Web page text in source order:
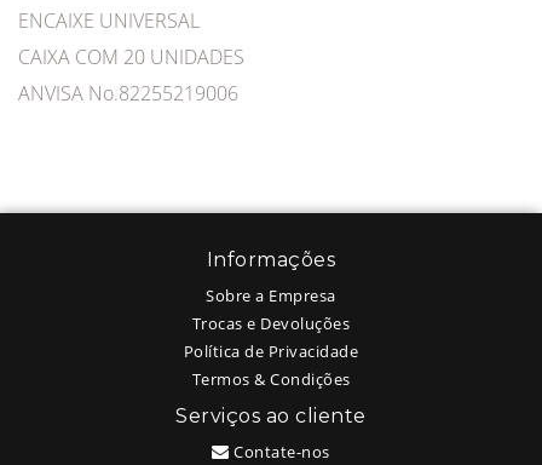
ENCAIXE UNIVERSAL
CAIXA COM 20 UNIDADES
ANVISA No.82255219006
Informações
Sobre a Empresa
Trocas e Devoluções
Política de Privacidade
Termos & Condições
Serviços ao cliente
Contate-nos